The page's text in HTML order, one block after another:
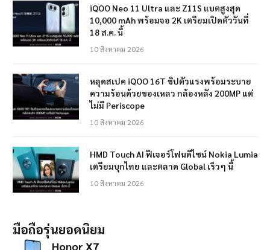
iQOO Neo 11 Ultra และ Z11S แบตสูงสุด
10,000 mAh พร้อมจอ 2K เตรียมเปิดตัววันที่
18 ส.ค. นี้
10 สิงหาคม 2026
หลุดสเปค iQOO 16T ชิปตัวแรงพร้อมระบาย
ความร้อนด้วยของเหลว กล้องหลัง 200MP แต่
ไม่มี Periscope
10 สิงหาคม 2026
HMD Touch AI ฟีเจอร์โฟนดีไซน์ Nokia Lumia
เตรียมบุกไทย และตลาด Global เร็วๆ นี้
10 สิงหาคม 2026
มือถือรุ่นยอดนิยม
Honor X7